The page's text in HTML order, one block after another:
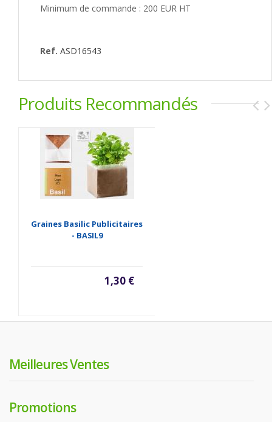
Minimum de commande : 200 EUR HT
Ref. ASD16543
Produits Recommandés
Graines Basilic Publicitaires
- BASIL9
1,30 €
Meilleures Ventes
Promotions